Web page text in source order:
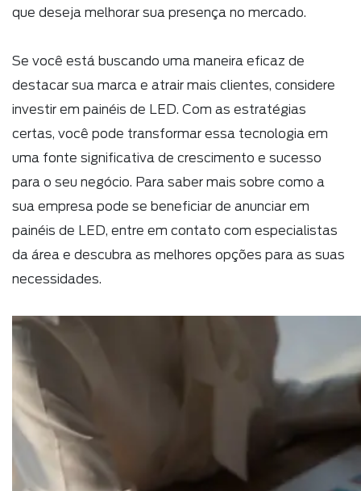
que deseja melhorar sua presença no mercado.
Se você está buscando uma maneira eficaz de
destacar sua marca e atrair mais clientes, considere
investir em painéis de LED. Com as estratégias
certas, você pode transformar essa tecnologia em
uma fonte significativa de crescimento e sucesso
para o seu negócio. Para saber mais sobre como a
sua empresa pode se beneficiar de anunciar em
painéis de LED, entre em contato com especialistas
da área e descubra as melhores opções para as suas
necessidades.